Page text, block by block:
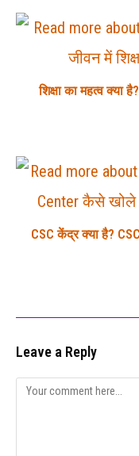
शिक्षा का महत्व क्या
CSC केंद्र क्या है?
Leave a Reply